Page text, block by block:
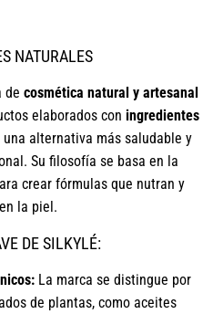
NATURALES
de cosmética natural y artesanal
elaborados con ingredientes
una alternativa más saludable y
Su filosofía se basa en la
crear fórmulas que nutran y
la piel.
DE SILKYLÉ:
La marca se distingue por
de plantas, como aceites